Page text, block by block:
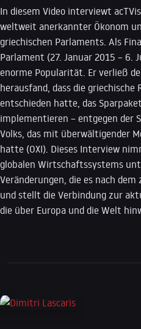
In diesem Video interviewt
weltweit anerkannter Ökonom
griechischen Parlaments. Als
Parlament (27. Januar 2015 – 6.
enorme Popularität. Er verließ
herausfand, dass die griechische
entschieden hatte, das
implementieren – entgegen der
Volks, das mit überwältigender
hatte (OXI). Dieses Interview
globalen Wirtschaftssystems
Veränderungen, die es nach
und stellt die Verbindung zur
die über Europa und die Welt